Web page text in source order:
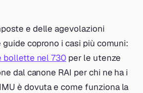
e delle agevolazioni
guide coprono i casi più comuni:
bollette nel 730 per le utenze
dal canone RAI per chi ne ha i
è dovuta e come funziona la